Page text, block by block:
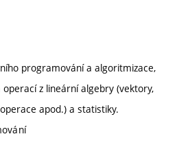
programování a algoritmizace,
z lineární algebry (vektory,
apod.) a statistiky.